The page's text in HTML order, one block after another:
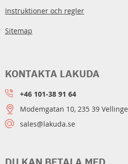
Instruktioner och regler
Sitemap
KONTAKTA LAKUDA
+46 101-38 91 64
Modemgatan 10, 235 39 Vellinge
sales@lakuda.se